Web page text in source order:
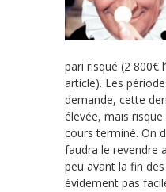
pari risqué (2 800€
article). Les
demande, cette
élevée, mais
cours terminé. On
faudra le revendre
peu avant la fin
évidement pas